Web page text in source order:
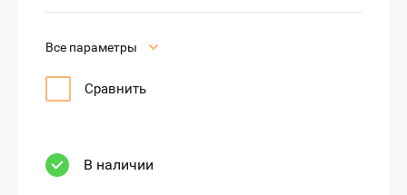
Все параметры
Сравнить
В наличии